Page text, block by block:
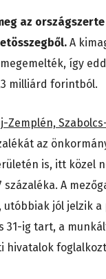
az
A
így
milliárd forintból.
az
is, itt közel
A
jól jelzik
31-ig tart, a